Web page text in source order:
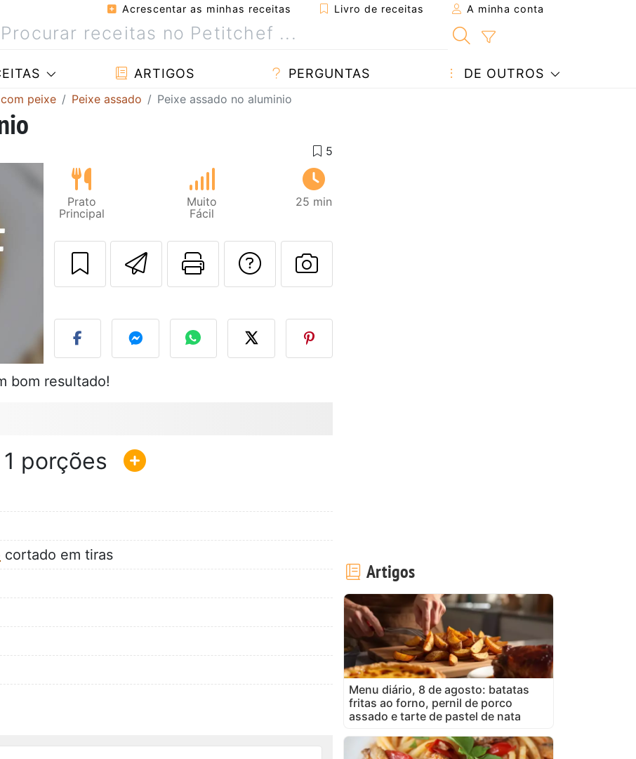
Acrescentar as minhas receitas Livro de receitas A minha conta
ARTIGOS PERGUNTAS DE OUTROS
peixe Peixe assado Peixe assado no aluminio
Prato
Principal
Muito
Fácil
25 min
Enviar esta receita a um amigo
Imprima esta página
Falar com o autor da receita
Fez esta receita? Compartilhe
bom resultado!
1
cortado em tiras
Artigos
Menu diário, 8 de agosto: batatas
fritas ao forno, pernil de porco
assado e tarte de pastel de nata